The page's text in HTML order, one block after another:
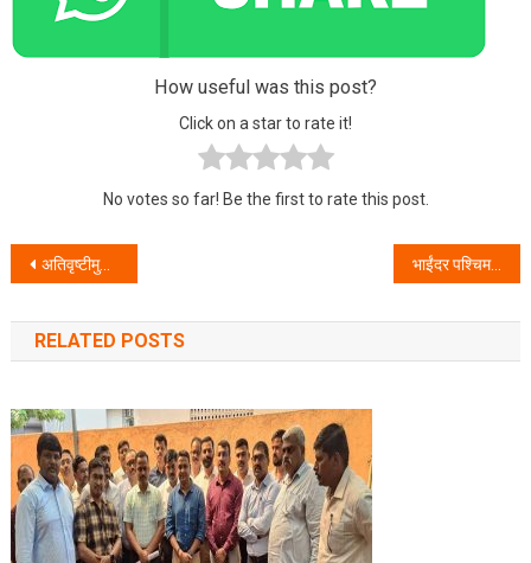
How useful was this post?
Click on a star to rate it!
No votes so far! Be the first to rate this post.
Post navigation
अतिवृष्टीमुळे दुर्घटना टाळण्यासाठी डोंगरउतारांवरील गावे व वस्त्यांमधील रहिवाशांनी स्थलांतरासाठी प्रशासनास सहकार्य करावे- मुख्यमंत्री उद्धव ठाकरे भाईंदर पश्चिम येथील अत्यंत क्लिष्ट खुनाच्या गुन्ह्याची उकल करून ३ आरोपी ताब्यात गुन्हे शाखा युनिट १ काशिमीरा यांची कामगिरी.
RELATED POSTS